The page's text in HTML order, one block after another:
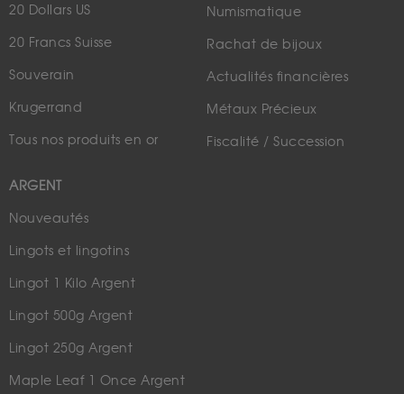
20 Dollars US
20 Francs Suisse
Souverain
Krugerrand
Tous nos produits en or
ARGENT
Nouveautés
Lingots et lingotins
Lingot 1 Kilo Argent
Lingot 500g Argent
Lingot 250g Argent
Maple Leaf 1 Once Argent
Numismatique
Rachat de bijoux
Actualités financières
Métaux Précieux
Fiscalité / Succession